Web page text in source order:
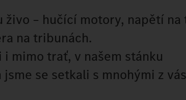
živo – hučící motory, napětí na
na tribunách.
mimo trať, v našem stánku
se setkali s mnohými z